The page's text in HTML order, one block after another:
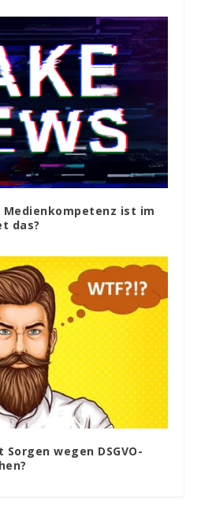
ist im
das?
wegen DSGVO-